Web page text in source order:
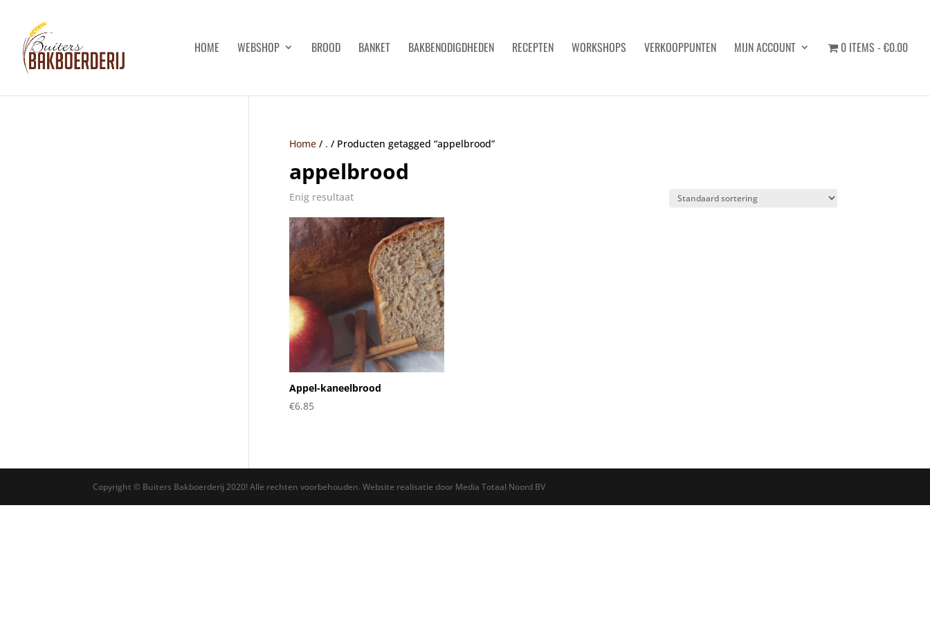
HOME WEBSHOP BROOD BANKET BAKBENODIGDHEDEN RECEPTEN WORKSHOPS VERKOOPPUNTEN MIJN ACCOUNT 0 ITEMS €0.00
Home/ . / Producten getagged “appelbrood”
appelbrood
Enig resultaat
Appel-kaneelbrood
€6.85
Copyright © Buiters Bakboerderij 2020! Alle rechten voorbehouden. Website realisatie door Media Totaal Noord BV